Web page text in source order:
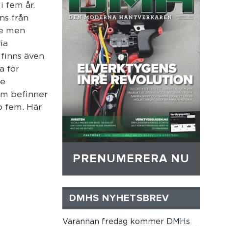
fem år.
från
men
även
för
befinner
fem. Här
PRENUMERERA NU
DMHS NYHETSBREV
Varannan fredag kommer DMHs